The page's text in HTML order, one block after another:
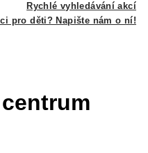
Rychlé vyhledávání akcí
pro děti? Napište nám o ní!